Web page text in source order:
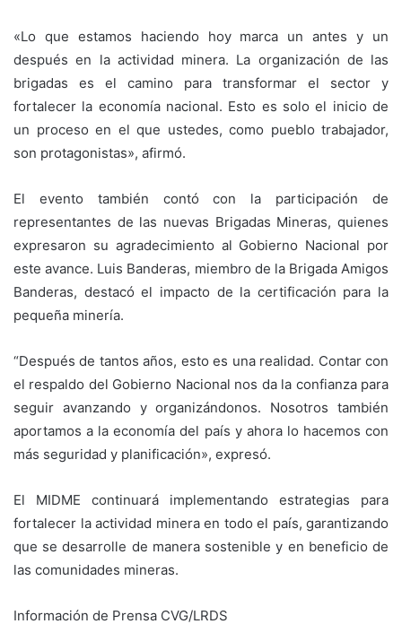
«Lo que estamos haciendo hoy marca un antes y un
después en la actividad minera. La organización de las
brigadas es el camino para transformar el sector y
fortalecer la economía nacional. Esto es solo el inicio de
un proceso en el que ustedes, como pueblo trabajador,
son protagonistas», afirmó.
El evento también contó con la participación de
representantes de las nuevas Brigadas Mineras, quienes
expresaron su agradecimiento al Gobierno Nacional por
este avance. Luis Banderas, miembro de la Brigada Amigos
Banderas, destacó el impacto de la certificación para la
pequeña minería.
“Después de tantos años, esto es una realidad. Contar con
el respaldo del Gobierno Nacional nos da la confianza para
seguir avanzando y organizándonos. Nosotros también
aportamos a la economía del país y ahora lo hacemos con
más seguridad y planificación», expresó.
El MIDME continuará implementando estrategias para
fortalecer la actividad minera en todo el país, garantizando
que se desarrolle de manera sostenible y en beneficio de
las comunidades mineras.
Información de Prensa CVG/LRDS